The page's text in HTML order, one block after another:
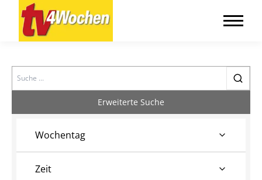
Search
Erweiterte Suche
Wochentag
Zeit